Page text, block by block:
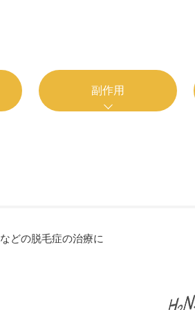
副作用
などの脱毛症の治療に